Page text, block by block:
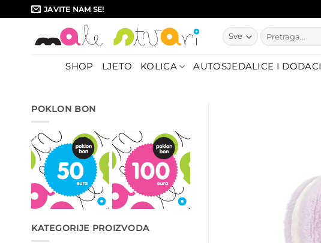
to
JAVITE NAM SE!
Pretraži:
SHOP LJETO KOLICA AUTOSJEDALICE I DODACI
POKLON BON
KATEGORIJE PROIZVODA